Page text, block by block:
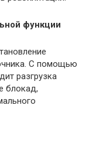
функции
С помощью
разгрузка
блокад,